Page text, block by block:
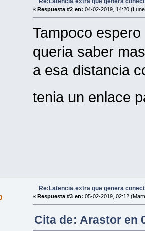
« Respuesta #2 en: 04-02-2019, 14:20
Tampoco
queria saber
a esa distancia
tenia un enlace
Re:Latencia extra que genera
« Respuesta #3 en: 05-02-2019, 02:12
Cita de: Arastor en